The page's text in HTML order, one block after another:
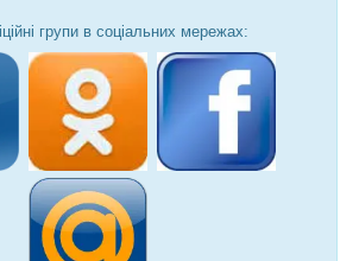
групи в соціальних мережах: